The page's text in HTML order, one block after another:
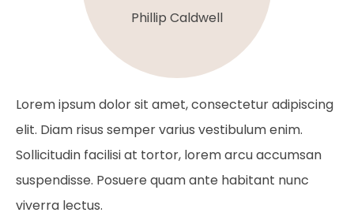
Phillip Caldwell
Lorem ipsum dolor sit amet, consectetur adipiscing
elit. Diam risus semper varius vestibulum enim.
Sollicitudin facilisi at tortor, lorem arcu accumsan
suspendisse. Posuere quam ante habitant nunc
viverra lectus.